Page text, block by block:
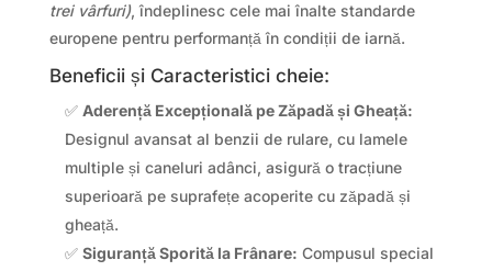
trei vârfuri), îndeplinesc cele mai înalte standarde
europene pentru performanță în condiții de iarnă.
Beneficii și Caracteristici cheie:
✅ Aderență Excepțională pe Zăpadă și Gheață:
Designul avansat al benzii de rulare, cu lamele
multiple și caneluri adânci, asigură o tracțiune
superioară pe suprafețe acoperite cu zăpadă și
gheață.
✅ Siguranță Sporită la Frânare: Compusul special